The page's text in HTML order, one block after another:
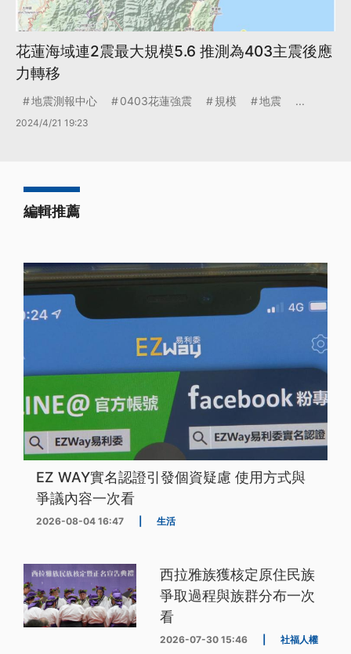
花蓮海域連2震最大規模5.6 推測為403主震後應
力轉移
地震測報中心 0403花蓮強震 規模 地震 ...
2024/4/21 19:23
編輯推薦
EZ WAY實名認證引發個資疑慮 使用方式與
爭議內容一次看
2026-08-04 16:47 生活
西拉雅族獲核定原住民族
爭取過程與族群分布一次
看
2026-07-30 15:46 社福人權